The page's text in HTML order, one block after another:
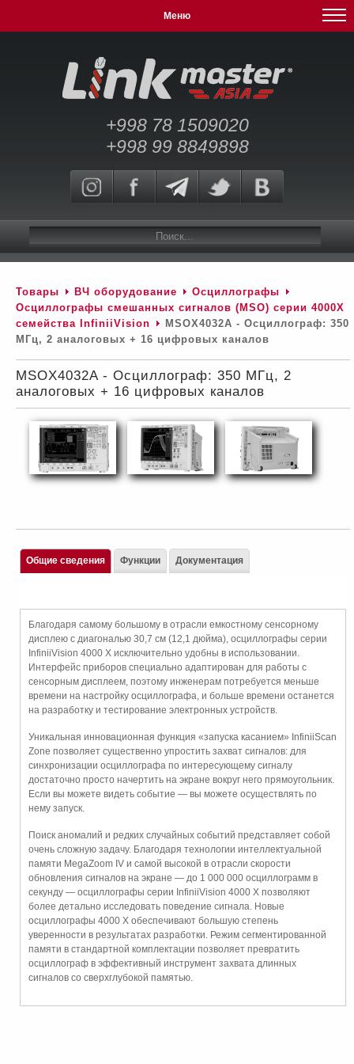
Меню
+998 78 1509020
+998 99 8849898
Товары ВЧ оборудование
Осциллографы
Осциллографы смешанных сигналов (MSO) серии 4000Х
семейства InfiniiVision
MSOX4032A - Осциллограф: 350
МГц, 2 аналоговых + 16 цифровых каналов
MSOX4032A - Осциллограф: 350 МГц, 2
аналоговых + 16 цифровых каналов
Общие сведения
Благодаря самому большому в отрасли емкостному сенсорному
дисплею с диагональю 30,7 см (12,1 дюйма), осциллографы серии
InfiniiVision 4000 X исключительно удобны в использовании.
Интерфейс приборов специально адаптирован для работы с
сенсорным дисплеем, поэтому инженерам потребуется меньше
времени на настройку осциллографа, и больше времени останется
на разработку и тестирование электронных устройств.
Уникальная инновационная функция «запуска касанием» InfiniiScan
Zone позволяет существенно упростить захват сигналов: для
синхронизации осциллографа по интересующему сигналу
достаточно просто начертить на экране вокруг него прямоугольник.
Если вы можете видеть событие — вы можете осуществлять по
нему запуск.
Поиск аномалий и редких случайных событий представляет собой
очень сложную задачу. Благодаря технологии интеллектуальной
памяти MegaZoom IV и самой высокой в отрасли скорости
обновления сигналов на экране — до 1 000 000 осциллограмм в
секунду — осциллографы серии InfiniiVision 4000 X позволяют
более детально исследовать поведение сигнала. Новые
осциллографы 4000 X обеспечивают большую степень
уверенности в результатах разработки. Режим сегментированной
памяти в стандартной комплектации позволяет превратить
осциллограф в эффективный инструмент захвата длинных
сигналов со сверхглубокой памятью.
Функции Документация